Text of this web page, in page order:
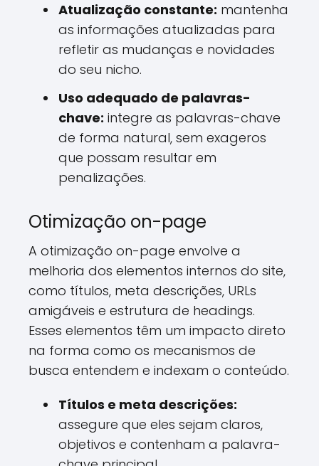
Atualização constante: mantenha
as informações atualizadas para
refletir as mudanças e novidades
do seu nicho.
Uso adequado de palavras-
chave: integre as palavras-chave
de forma natural, sem exageros
que possam resultar em
penalizações.
Otimização on-page
A otimização on-page envolve a
melhoria dos elementos internos do site,
como títulos, meta descrições, URLs
amigáveis e estrutura de headings.
Esses elementos têm um impacto direto
na forma como os mecanismos de
busca entendem e indexam o conteúdo.
Títulos e meta descrições:
assegure que eles sejam claros,
objetivos e contenham a palavra-